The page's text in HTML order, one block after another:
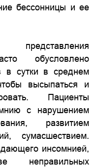
бессонницы и ее
обусловлено
в сутки в среднем
высыпаться и
Пациенты
с нарушением
развитием
сумасшествием.
инсомнией,
неправильных